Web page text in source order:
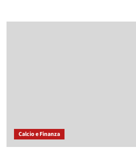
Calcio e Finanza